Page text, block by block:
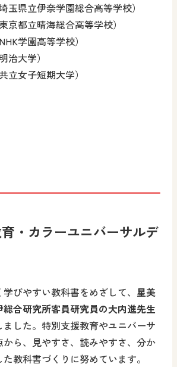
県立伊奈学園総合高等学校）
京都立晴海総合高等学校）
学園高等学校）
治大学）
立女子短期大学）
・カラーユニバーサルデ
びやすい教科書をめざして、 星美
合研究所客員研究員の大内進先生
ました。特別支援教育やユニバーサ
ら、見やすさ、読みやすさ、分か
教科書づくりに努めています。